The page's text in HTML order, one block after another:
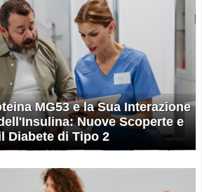
MG53 e la Sua Interazione
Nuove Scoperte e
Diabete di Tipo 2